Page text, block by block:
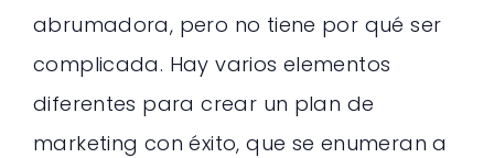
abrumadora, pero no tiene por qué ser
complicada. Hay varios elementos
diferentes para crear un plan de
marketing con éxito, que se enumeran a